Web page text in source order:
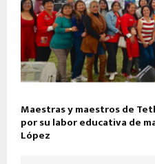
Maestras y maestros de
por su labor educativa de
López